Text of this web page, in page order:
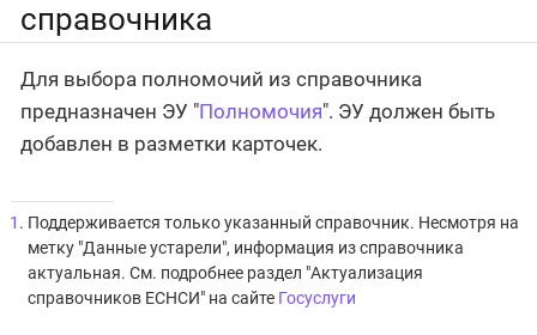
справочника
Для выбора полномочий из справочника
предназначен ЭУ "Полномочия". ЭУ должен быть
добавлен в разметки карточек.
1 . Поддерживается только указанный справочник. Несмотря на
метку "Данные устарели", информация из справочника
актуальная. См. подробнее раздел "Актуализация
справочников ЕСНСИ" на сайте Госуслуги